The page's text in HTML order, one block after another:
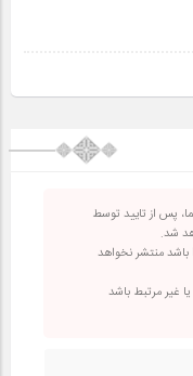
پس از تایید توسط
شد.
باشد منتشر نخواهد
غیر مرتبط باشد